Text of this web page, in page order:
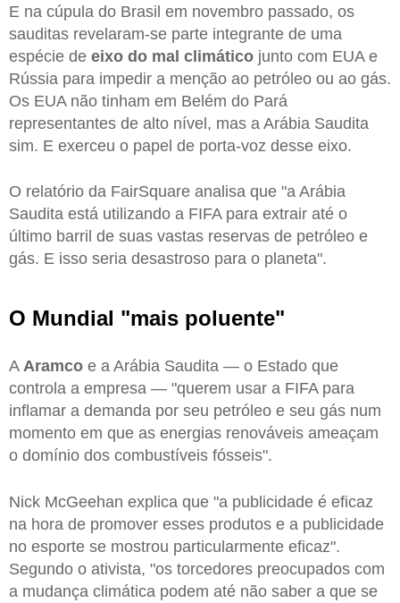
E na cúpula do Brasil em novembro passado, os
sauditas revelaram-se parte integrante de uma
espécie de eixo do mal climático junto com EUA e
Rússia para impedir a menção ao petróleo ou ao gás.
Os EUA não tinham em Belém do Pará
representantes de alto nível, mas a Arábia Saudita
sim. E exerceu o papel de porta-voz desse eixo.
O relatório da FairSquare analisa que "a Arábia
Saudita está utilizando a FIFA para extrair até o
último barril de suas vastas reservas de petróleo e
gás. E isso seria desastroso para o planeta".
O Mundial "mais poluente"
A Aramco e a Arábia Saudita — o Estado que
controla a empresa — "querem usar a FIFA para
inflamar a demanda por seu petróleo e seu gás num
momento em que as energias renováveis ameaçam
o domínio dos combustíveis fósseis".
Nick McGeehan explica que "a publicidade é eficaz
na hora de promover esses produtos e a publicidade
no esporte se mostrou particularmente eficaz".
Segundo o ativista, "os torcedores preocupados com
a mudança climática podem até não saber a que se